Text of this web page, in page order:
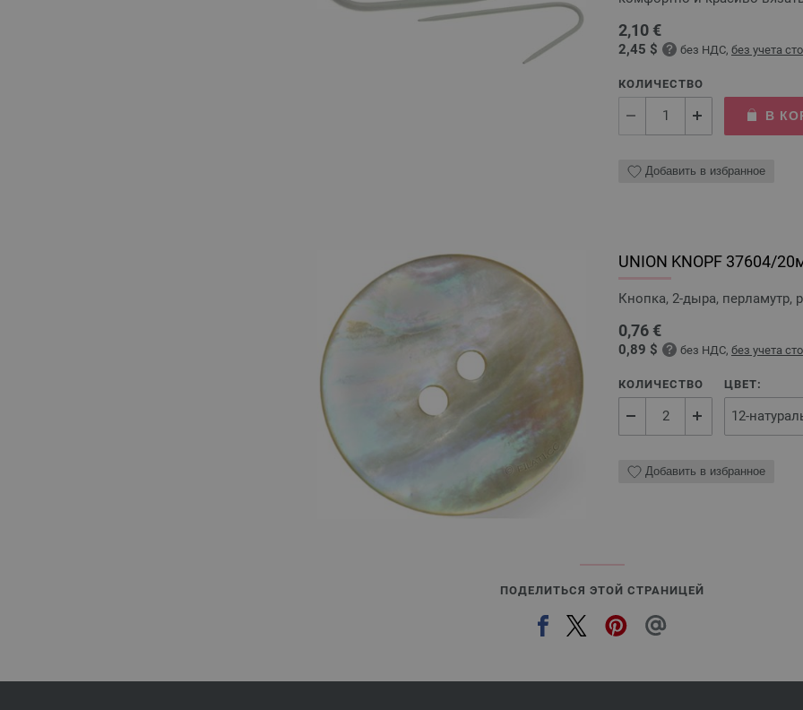
2,10 €
2,45 $ без НДС, без учета
КОЛИЧЕСТВО
В
Добавить в избранное
UNION KNOPF 37604/
Кнопка, 2-дыра, перламутр,
0,76 €
0,89 $ без НДС, без учета
КОЛИЧЕСТВО ЦВЕТ:
Добавить в избранное
ПОДЕЛИТЬСЯ ЭТОЙ СТРАНИЦЕЙ